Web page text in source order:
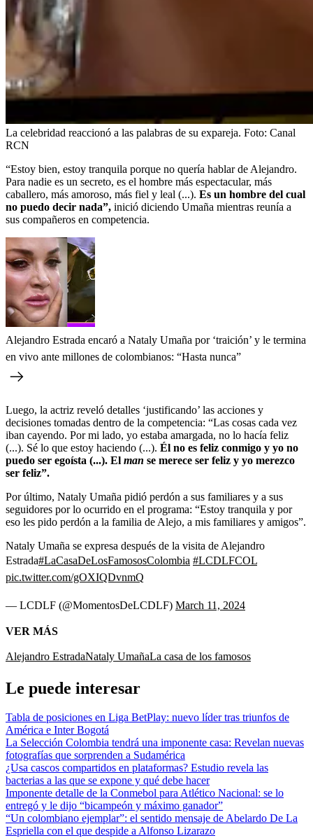
La celebridad reaccionó a las palabras de su expareja. Foto: Canal
RCN
“Estoy bien, estoy tranquila porque no quería hablar de Alejandro.
Para nadie es un secreto, es el hombre más espectacular, más
caballero, más amoroso, más fiel y leal (...). Es un hombre del cual
no puedo decir nada”, inició diciendo Umaña mientras reunía a
sus compañeros en competencia.
Alejandro Estrada encaró a Nataly Umaña por ‘traición’ y le termina
en vivo ante millones de colombianos: “Hasta nunca”
Luego, la actriz reveló detalles ‘justificando’ las acciones y
decisiones tomadas dentro de la competencia: “Las cosas cada vez
iban cayendo. Por mi lado, yo estaba amargada, no lo hacía feliz
(...). Sé lo que estoy haciendo (...). Él no es feliz conmigo y yo no
puedo ser egoísta (...). El man se merece ser feliz y yo merezco
ser feliz”.
Por último, Nataly Umaña pidió perdón a sus familiares y a sus
seguidores por lo ocurrido en el programa: “Estoy tranquila y por
eso les pido perdón a la familia de Alejo, a mis familiares y amigos”.
Nataly Umaña se expresa después de la visita de Alejandro
Estrada#LaCasaDeLosFamososColombia #LCDLFCOL
pic.twitter.com/gOXIQDvnmQ
— LCDLF (@MomentosDeLCDLF) March 11, 2024
VER MÁS
Alejandro EstradaNataly UmañaLa casa de los famosos
Le puede interesar
Tabla de posiciones en Liga BetPlay: nuevo líder tras triunfos de
América e Inter Bogotá
La Selección Colombia tendrá una imponente casa: Revelan nuevas
fotografías que sorprenden a Sudamérica
¿Usa cascos compartidos en plataformas? Estudio revela las
bacterias a las que se expone y qué debe hacer
Imponente detalle de la Conmebol para Atlético Nacional: se lo
entregó y le dijo “bicampeón y máximo ganador”
“Un colombiano ejemplar”: el sentido mensaje de Abelardo De La
Espriella con el que despide a Alfonso Lizarazo